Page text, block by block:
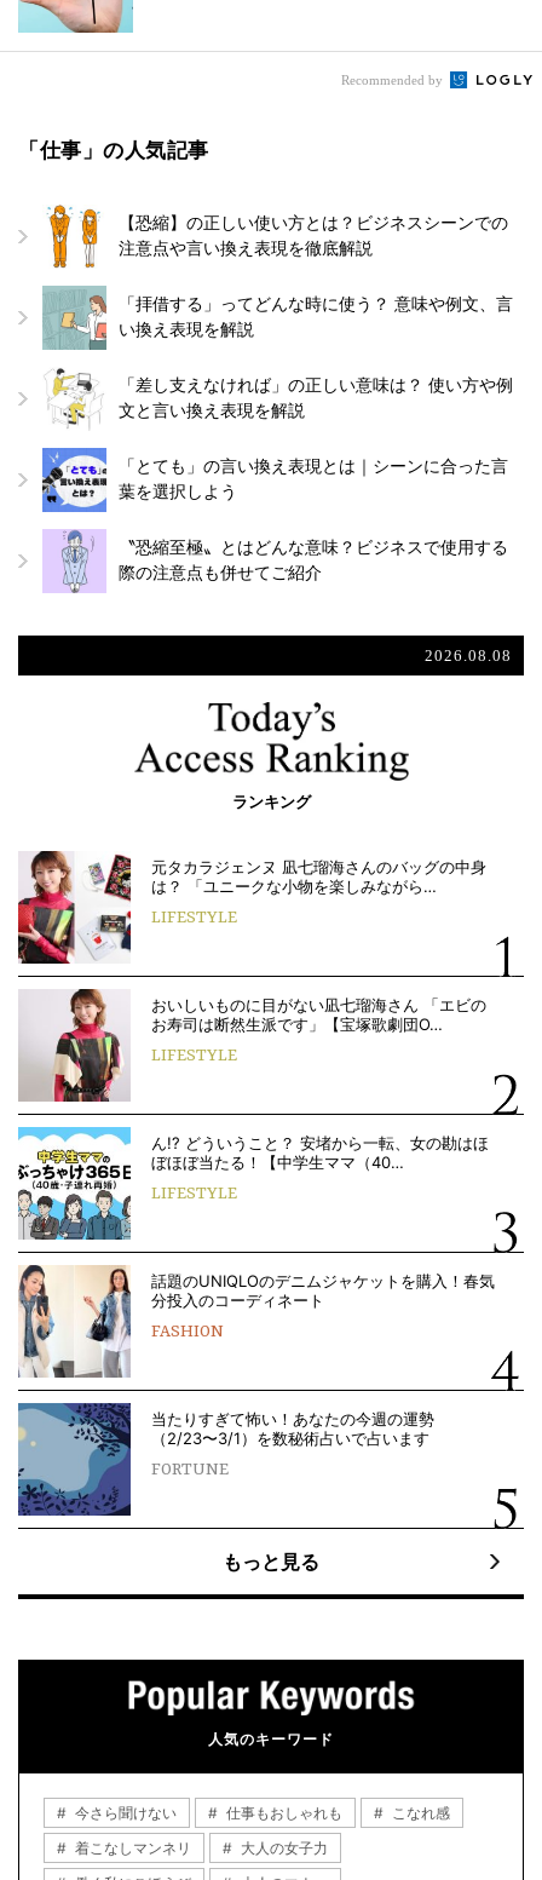
Recommended by
「仕事」の人気記事
【恐縮】の正しい使い方とは？ビジネスシーンでの
注意点や言い換え表現を徹底解説
「拝借する」ってどんな時に使う？ 意味や例文、言
い換え表現を解説
「差し支えなければ」の正しい意味は？ 使い方や例
文と言い換え表現を解説
「とても」の言い換え表現とは｜シーンに合った言
葉を選択しよう
〝恐縮至極〟とはどんな意味？ビジネスで使用する
際の注意点も併せてご紹介
2026.08.08
ランキング
元タカラジェンヌ 凪七瑠海さんのバッグの中身
は？ 「ユニークな小物を楽しみながら…
LIFESTYLE
おいしいものに目がない凪七瑠海さん 「エビの
お寿司は断然生派です」【宝塚歌劇団O…
LIFESTYLE
ん!? どういうこと？ 安堵から一転、女の勘はほ
ぼほぼ当たる！【中学生ママ（40…
LIFESTYLE
話題のUNIQLOのデニムジャケットを購入！春気
分投入のコーディネート
FASHION
当たりすぎて怖い！あなたの今週の運勢
（2/23〜3/1）を数秘術占いで占います
FORTUNE
もっと見る
人気のキーワード
今さら聞けない 仕事もおしゃれも
こなれ感
着こなしマンネリ
大人の女子力